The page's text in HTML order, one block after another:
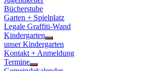
Bücherstube
Garten + Spielplatz
Legale Graffiti-Wand
Kindergarten
Show
sub
menu
unser Kindergarten
Kontakt + Anmeldung
Termine
Show